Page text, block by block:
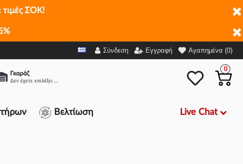
τιμές ΣΟΚ!
Σύνδεση Εγγραφή Αγαπημένα (0)
Γκαράζ
Δεν έχετε επιλέξει αμάξι.
0
Βελτίωση
Live Chat